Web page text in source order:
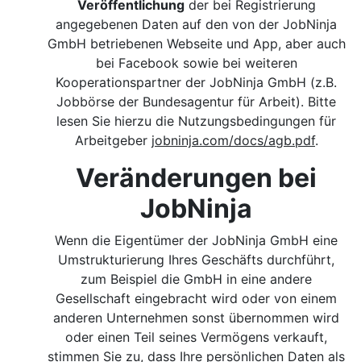
Veröffentlichung der bei Registrierung
angegebenen Daten auf den von der JobNinja
GmbH betriebenen Webseite und App, aber auch
bei Facebook sowie bei weiteren
Kooperationspartner der JobNinja GmbH (z.B.
Jobbörse der Bundesagentur für Arbeit). Bitte
lesen Sie hierzu die Nutzungsbedingungen für
Arbeitgeber jobninja.com/docs/agb.pdf.
Veränderungen bei
JobNinja
Wenn die Eigentümer der JobNinja GmbH eine
Umstrukturierung Ihres Geschäfts durchführt,
zum Beispiel die GmbH in eine andere
Gesellschaft eingebracht wird oder von einem
anderen Unternehmen sonst übernommen wird
oder einen Teil seines Vermögens verkauft,
stimmen Sie zu, dass Ihre persönlichen Daten als